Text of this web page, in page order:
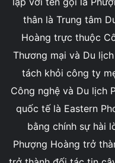
thân là Trung tâm
Hoàng trực thuộc
Thương mại và Du
tách khỏi công ty
Công nghệ và Du lịch
quốc tế là Eastern
bằng chính sự hài
Phượng Hoàng trở